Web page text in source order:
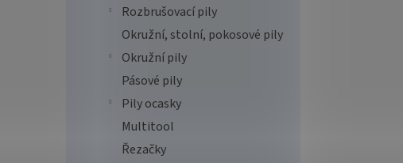
Rozbrušovací pily
Okružní, stolní, pokosové pily
Okružní pily
Pásové pily
Pily ocasky
Multitool
Řezačky